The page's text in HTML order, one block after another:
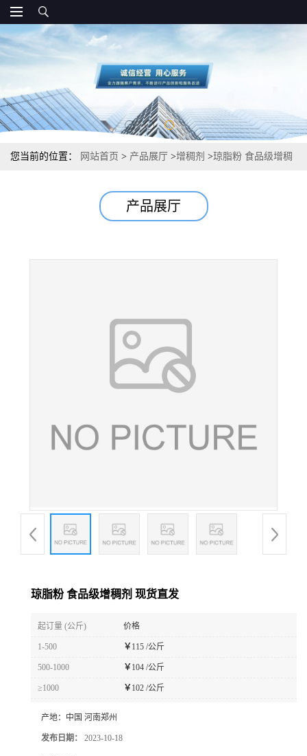
您当前的位置： 网站首页 > 产品展厅 >增稠剂 >琼脂粉 食品级增稠
产品展厅
琼脂粉 食品级增稠剂 现货直发
起订量 (公斤) 价格
1-500 ￥ 115 /公斤
500-1000 ￥ 104 /公斤
≥1000 ￥ 102 /公斤
产地： 中国 河南郑州
发布日期： 2023-10-18